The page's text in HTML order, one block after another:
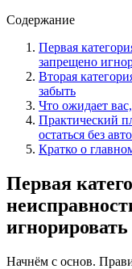
Содержание
Первая
запрещено
Вторая
забыть
Что ожидает
Практический
остаться без
Кратко о
Первая
игнорировать
Начнём с основ.